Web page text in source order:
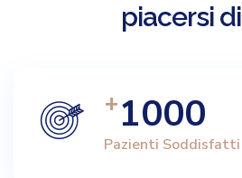
piacersi di
+1000
Pazienti Soddisfatti